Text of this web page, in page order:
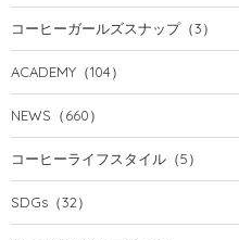
コーヒーガールズスナップ（3）
ACADEMY （104）
NEWS （660）
コーヒーライフスタイル （5）
SDGs （32）